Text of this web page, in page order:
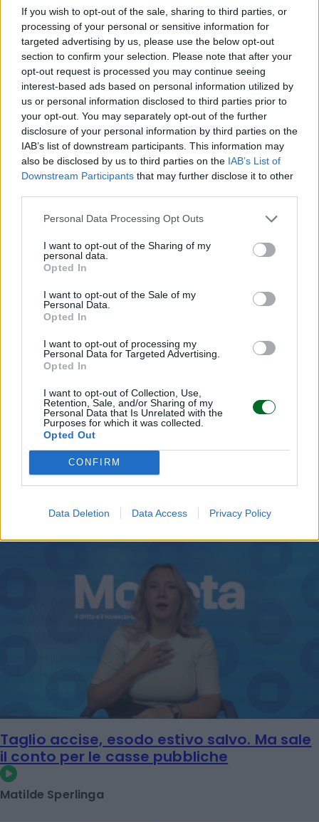
If you wish to opt-out of the sale, sharing to third parties, or
processing of your personal or sensitive information for
targeted advertising by us, please use the below opt-out
section to confirm your selection. Please note that after your
opt-out request is processed you may continue seeing
interest-based ads based on personal information utilized by
us or personal information disclosed to third parties prior to
your opt-out. You may separately opt-out of the further
disclosure of your personal information by third parties on the
IAB’s list of downstream participants. This information may
also be disclosed by us to third parties on the IAB’s List of
Downstream Participants that may further disclose it to other
Personal Data Processing Opt Outs
I want to opt-out of the Sharing of my
personal data.
Opted In
I want to opt-out of the Sale of my
Personal Data.
Opted In
I want to opt-out of processing my
Personal Data for Targeted Advertising.
Opted In
I want to opt-out of Collection, Use,
Retention, Sale, and/or Sharing of my
Personal Data that Is Unrelated with the
Purposes for which it was collected.
Opted Out
CONFIRM
Data Deletion Data Access Privacy Policy
La puntata di Moneta tra le righe del 7
agosto 2026
Camilla Conti
La puntata di Moneta tra le righe del 6
agosto 2026
Taglio accise, esodo estivo salvo. Ma sale
il conto per le casse pubbliche
Matilde Sperlinga